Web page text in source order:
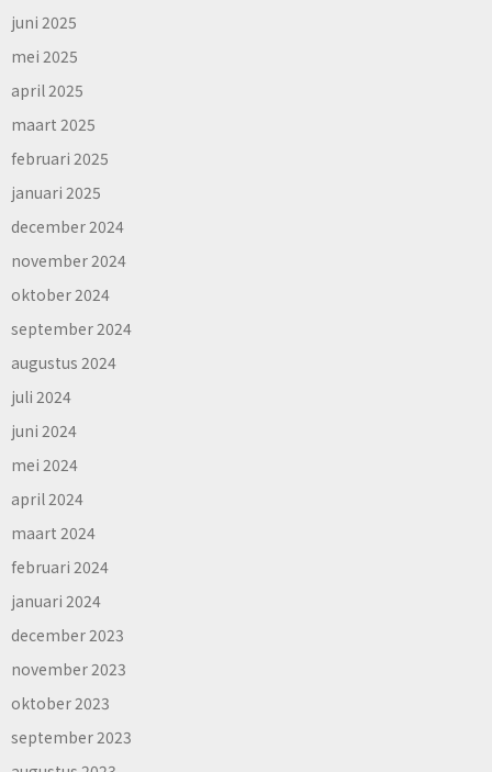
juni 2025
mei 2025
april 2025
maart 2025
februari 2025
januari 2025
december 2024
november 2024
oktober 2024
september 2024
augustus 2024
juli 2024
juni 2024
mei 2024
april 2024
maart 2024
februari 2024
januari 2024
december 2023
november 2023
oktober 2023
september 2023